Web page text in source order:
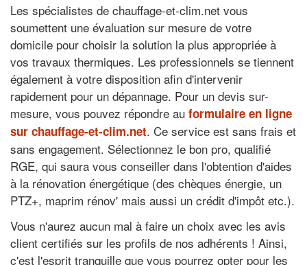
Les spécialistes de chauffage-et-clim.net vous
soumettent une évaluation sur mesure de votre
domicile pour choisir la solution la plus appropriée à
vos travaux thermiques. Les professionnels se tiennent
également à votre disposition afin d'intervenir
rapidement pour un dépannage. Pour un devis sur-
mesure, vous pouvez répondre au formulaire en ligne
sur chauffage-et-clim.net. Ce service est sans frais et
sans engagement. Sélectionnez le bon pro, qualifié
RGE, qui saura vous conseiller dans l'obtention d'aides
à la rénovation énergétique (des chèques énergie, un
PTZ+, maprim rénov' mais aussi un crédit d'impôt etc.).
Vous n'aurez aucun mal à faire un choix avec les avis
client certifiés sur les profils de nos adhérents ! Ainsi,
c'est l'esprit tranquille que vous pourrez opter pour les